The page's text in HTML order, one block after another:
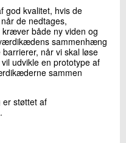
god kvalitet, hvis de
de nedtages,
både ny viden og
sammenhæng
når vi skal løse
udvikle en prototype af
sammen
er støttet af